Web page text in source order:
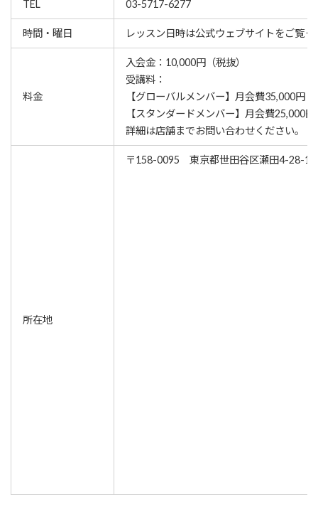
TEL 03-5717-6277
時間・曜日 レッスン⽇時は公式ウェブサイトをご覧く
料金
入会金：10,000円（税抜）
受講料：
【グローバルメンバー】月会費35,000円
【スタンダードメンバー】月会費25,000
詳細は店舗までお問い合わせください。
所在地
〒158-0095 東京都世田谷区瀬田4-28-13